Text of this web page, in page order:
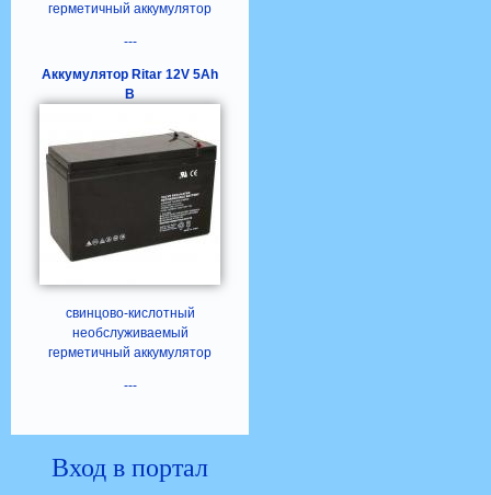
герметичный аккумулятор
---
Аккумулятор Ritar 12V 5Ah
B
свинцово-кислотный
необслуживаемый
герметичный аккумулятор
---
Вход в портал